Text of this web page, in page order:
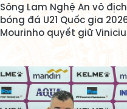
Sông Lam Nghệ An vô
bóng đá U21 Quốc gia
Mourinho quyết giữ